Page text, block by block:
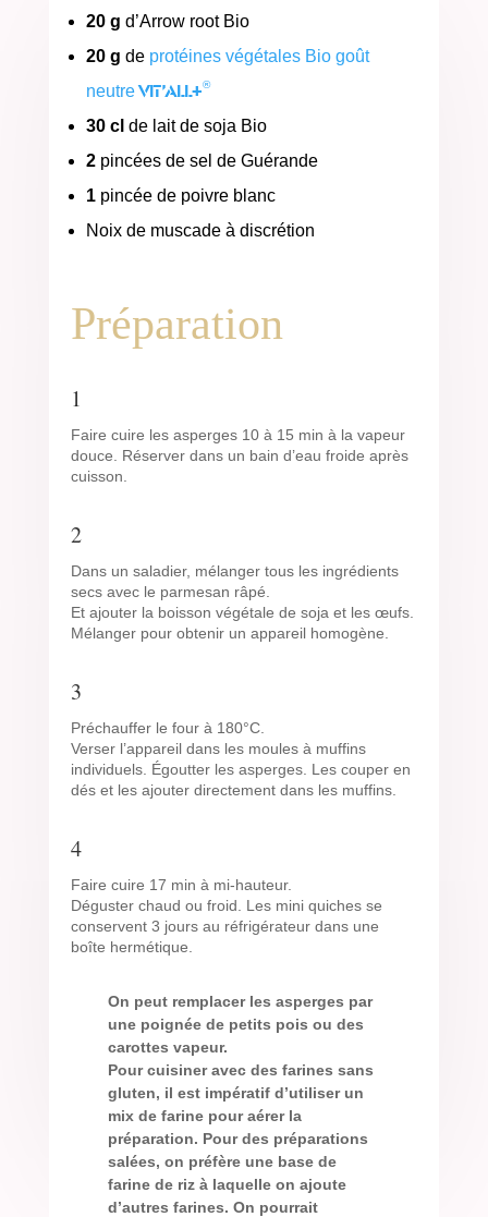
20 g d’Arrow root Bio
20 g de protéines végétales Bio goût
neutreVit’All+®
30 cl de lait de soja Bio
2 pincées de sel de Guérande
1 pincée de poivre blanc
Noix de muscade à discrétion
Préparation
1
Faire cuire les asperges 10 à 15 min à la vapeur
douce. Réserver dans un bain d’eau froide après
cuisson.
2
Dans un saladier, mélanger tous les ingrédients
secs avec le parmesan râpé.
Et ajouter la boisson végétale de soja et les œufs.
Mélanger pour obtenir un appareil homogène.
3
Préchauffer le four à 180°C.
Verser l’appareil dans les moules à muffins
individuels. Égoutter les asperges. Les couper en
dés et les ajouter directement dans les muffins.
4
Faire cuire 17 min à mi-hauteur.
Déguster chaud ou froid. Les mini quiches se
conservent 3 jours au réfrigérateur dans une
boîte hermétique.
On peut remplacer les asperges par
une poignée de petits pois ou des
carottes vapeur.
Pour cuisiner avec des farines sans
gluten, il est impératif d’utiliser un
mix de farine pour aérer la
préparation. Pour des préparations
salées, on préfère une base de
farine de riz à laquelle on ajoute
d’autres farines. On pourrait